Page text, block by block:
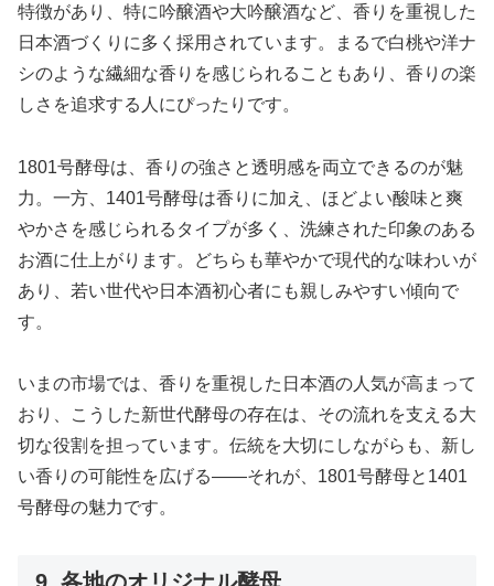
特徴があり、特に吟醸酒や大吟醸酒など、香りを重視した
日本酒づくりに多く採用されています。まるで白桃や洋ナ
シのような繊細な香りを感じられることもあり、香りの楽
しさを追求する人にぴったりです。
1801号酵母は、香りの強さと透明感を両立できるのが魅
力。一方、1401号酵母は香りに加え、ほどよい酸味と爽
やかさを感じられるタイプが多く、洗練された印象のある
お酒に仕上がります。どちらも華やかで現代的な味わいが
あり、若い世代や日本酒初心者にも親しみやすい傾向で
す。
いまの市場では、香りを重視した日本酒の人気が高まって
おり、こうした新世代酵母の存在は、その流れを支える大
切な役割を担っています。伝統を大切にしながらも、新し
い香りの可能性を広げる――それが、1801号酵母と1401
号酵母の魅力です。